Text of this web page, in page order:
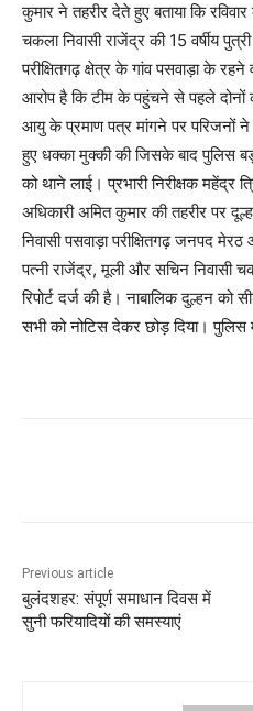
कुमार ने तहरीर देते हुए बताया कि
चकला निवासी राजेंद्र की 15 वर्षीय
परीक्षितगढ़ क्षेत्र के गांव पसवाड़ा के
आरोप है कि टीम के पहुंचने से पहले दोनों
आयु के प्रमाण पत्र मांगने पर परिजनों
हुए धक्का मुक्की की जिसके बाद पुलिस
को थाने लाई। प्रभारी निरीक्षक महेंद्र
अधिकारी अमित कुमार की तहरीर पर
निवासी पसवाड़ा परीक्षितगढ़ जनपद
पत्नी राजेंद्र, मूली और सचिन निवासी
रिपोर्ट दर्ज की है। नाबालिक दुल्हन
सभी को नोटिस देकर छोड़ दिया।
Previous article
बुलंदशहर: संपूर्ण समाधान दिवस में
सुनी फरियादियों की समस्याएं